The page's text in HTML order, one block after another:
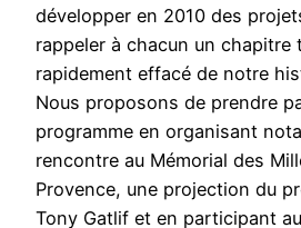
développer en 2010 des
rappeler à chacun un chapitre
rapidement effacé de notre
Nous proposons de prendre
programme en organisant
rencontre au Mémorial des
Provence, une projection du
Tony Gatlif et en participant